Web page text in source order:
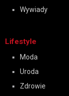
Wywiady
Lifestyle
Moda
Uroda
Zdrowie